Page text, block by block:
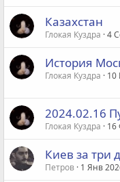
Казахстан
Глокая Куздра 4
История
Глокая Куздра 10
2024.02.16
Глокая Куздра 16
Киев за три
Петров 1 Янв